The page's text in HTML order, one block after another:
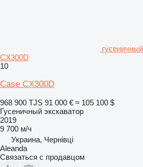
CX300D
10
Case CX300D
968 900 TJS 91 000 € ≈ 105 100 $
Гусеничный экскаватор
2019
9 700 м/ч
Украина, Чернівці
Aleanda
Связаться с продавцом